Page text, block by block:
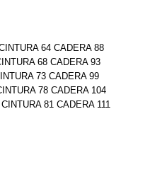
64 CADERA 88
68 CADERA 93
73 CADERA 99
78 CADERA 104
81 CADERA 111